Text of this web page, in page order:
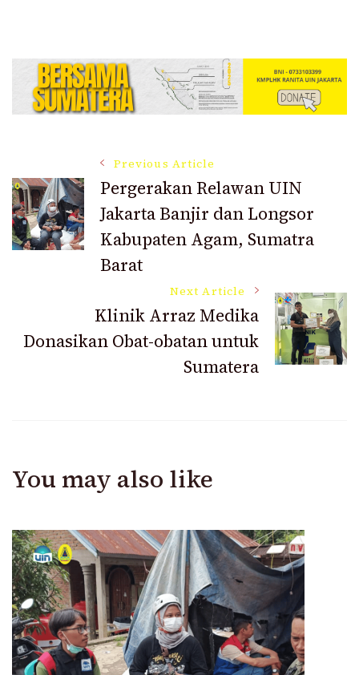
Post
Navigation
Previous Article
Pergerakan Relawan UIN
Jakarta Banjir dan Longsor
Kabupaten Agam, Sumatra
Barat
Next Article
Klinik Arraz Medika
Donasikan Obat-obatan untuk
Sumatera
You may also like